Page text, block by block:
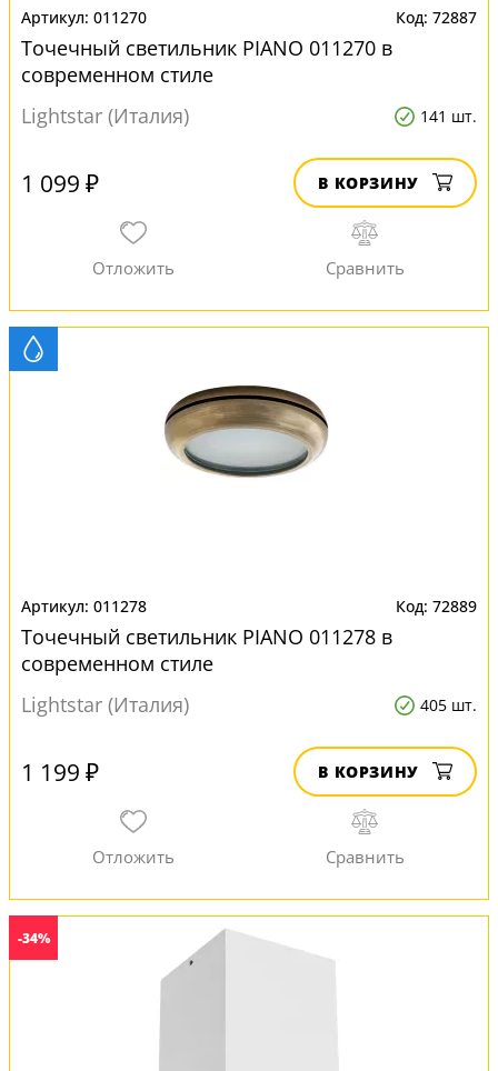
011270 72887
Точечный светильник PIANO 011270 в
современном стиле
Lightstar (Италия)
141 шт.
1 099 ₽ В КОРЗИНУ
011278 72889
Точечный светильник PIANO 011278 в
современном стиле
Lightstar (Италия)
405 шт.
1 199 ₽ В КОРЗИНУ
-34%